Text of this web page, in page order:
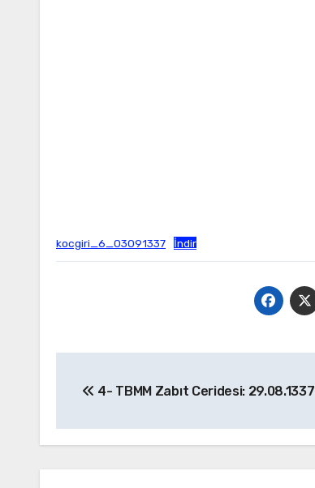
kocgiri_6_03091337 İndir
gezinmesi
4- TBMM Zabıt Ceridesi: 29.08.1337